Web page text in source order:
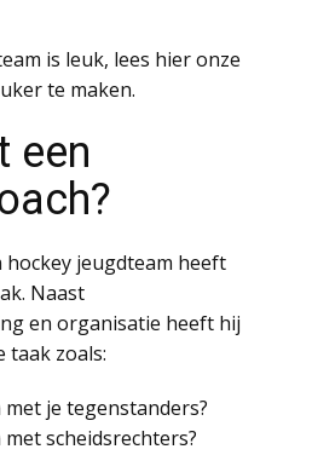
is leuk, lees hier onze
te maken.
een
hockey jeugdteam heeft
Naast
en organisatie heeft hij
taak zoals:
met je tegenstanders?
scheidsrechters?